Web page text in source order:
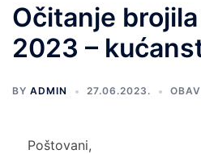
Očitanje
2023 –
BY ADMIN 27.06.2023.
Poštovani,